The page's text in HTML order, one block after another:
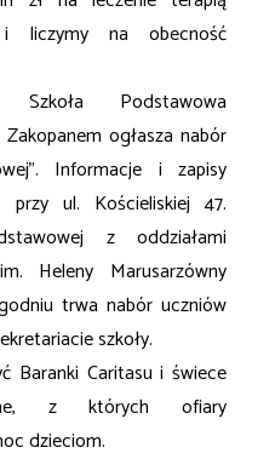
i liczymy na obecność
Szkoła Podstawowa
ogłasza nabór
Informacje i zapisy
przy ul. Kościeliskiej 47.
z oddziałami
Heleny Marusarzówny
trwa nabór uczniów
szkoły.
Baranki Caritasu i świece
z których ofiary
dzieciom.